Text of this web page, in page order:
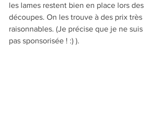
les lames restent bien en place lors des
découpes. On les trouve à des prix très
raisonnables. (Je précise que je ne suis
pas sponsorisée ! :) ).